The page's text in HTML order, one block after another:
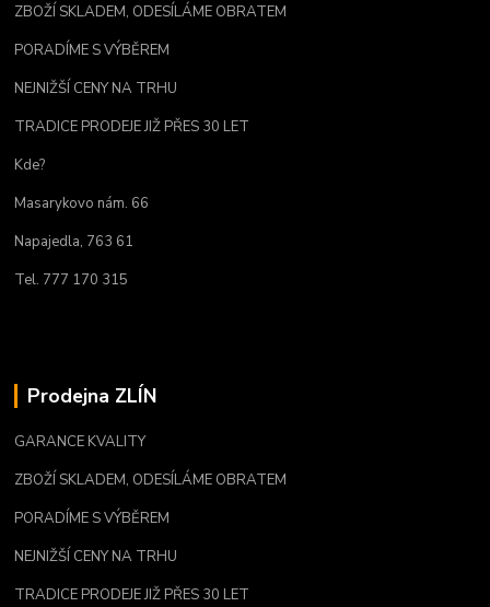
ZBOŽÍ SKLADEM, ODESÍLÁME OBRATEM
PORADÍME S VÝBĚREM
NEJNIŽŠÍ CENY NA TRHU
TRADICE PRODEJE JIŽ PŘES 30 LET
Kde?
Masarykovo nám. 66
Napajedla, 763 61
Tel. 777 170 315
Prodejna ZLÍN
GARANCE KVALITY
ZBOŽÍ SKLADEM, ODESÍLÁME OBRATEM
PORADÍME S VÝBĚREM
NEJNIŽŠÍ CENY NA TRHU
TRADICE PRODEJE JIŽ PŘES 30 LET